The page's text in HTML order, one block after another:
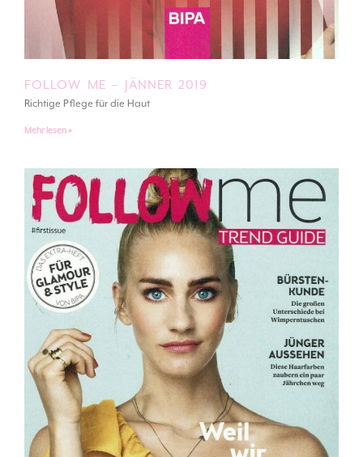
FOLLOW ME – JÄNNER 2019
Richtige Pflege für die Haut
Mehr lesen »